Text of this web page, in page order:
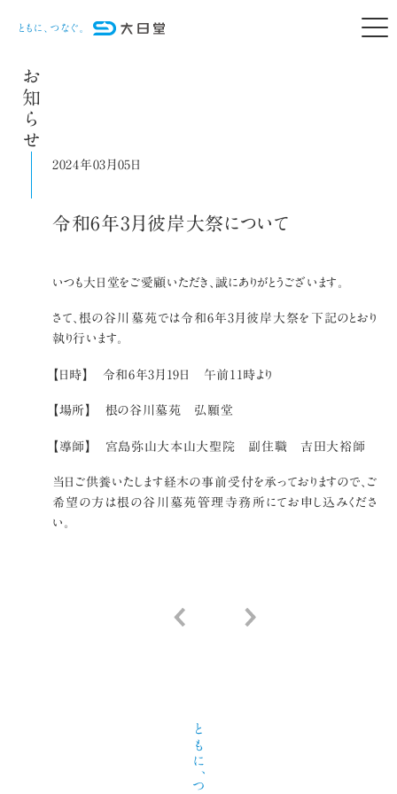
お知らせ
2024年03月05日
令和6年3月彼岸大祭について
いつも大日堂をご愛顧いただき、誠にありがとうございます。
さて、根の谷川墓苑では令和6年3月彼岸大祭を下記のとおり
執り行います。
【日時】 令和6年3月19日 午前11時より
【場所】 根の谷川墓苑 弘願堂
【導師】 宮島弥山大本山大聖院 副住職 吉田大裕師
当日ご供養いたします経木の事前受付を承っておりますので、ご
希望の方は根の谷川墓苑管理寺務所にてお申し込みくださ
い。